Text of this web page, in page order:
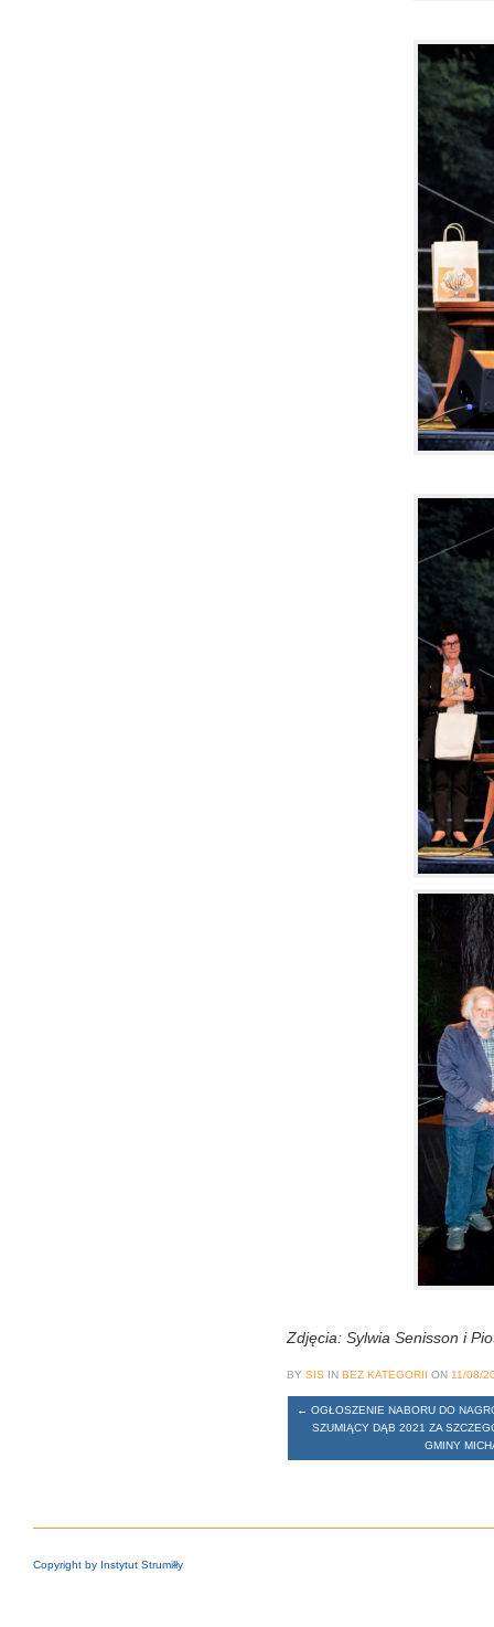
Zdjęcia: Sylwia Senisson i
BY SIS IN BEZ KATEGORII ON 11/08/
← OGŁOSZENIE NABORU DO
SZUMIĄCY DĄB 2021 ZA
GMINY
Copyright by Instytut Strumiłły